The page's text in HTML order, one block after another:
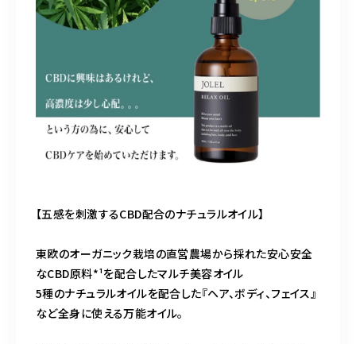
【五感を刺激するCBD配合のナチュラルオイル】
東欧のオーガニック栽培の直営農場から採れた安心安全
なCBD原料*¹を配合したマルチ美容オイル
5種のナチュラルオイルを配合した『ヘア、ボディ、フェイス』
など全身に使える万能オイル。